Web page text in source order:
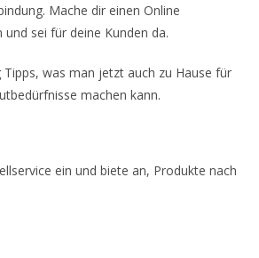
Mache dir einen Online
sei für deine Kunden da.
was man jetzt auch zu Hause für
machen kann.
ein und biete an, Produkte nach